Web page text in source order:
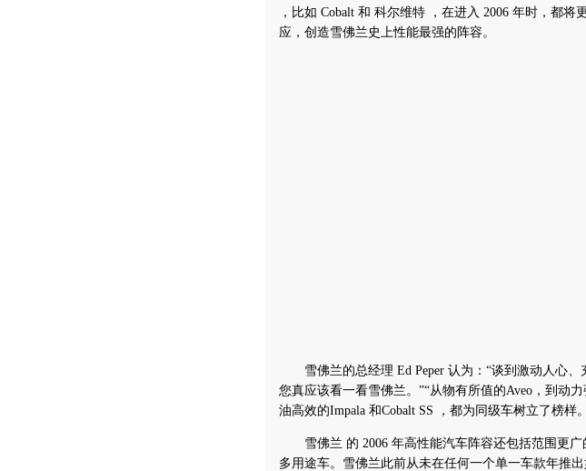
，比如 Cobalt 和 科尔维特 ，在进入 2006 年时，都
应，创造雪佛兰史上性能最强的阵容。
雪佛兰的总经理 Ed Peper 认为：“谈到激动人心、
您真应该看一看雪佛兰。”“从物有所值的Aveo，到动
油高效的Impala 和Cobalt SS ，都为同级车树立了榜样
雪佛兰 的 2006 年高性能汽车阵容还包括范围更广
多用途车。雪佛兰此前从未在任何一个单一车款年推